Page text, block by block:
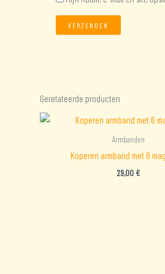
Gerelateerde producten
Armbanden
Koperen armband met 6
29,00 €